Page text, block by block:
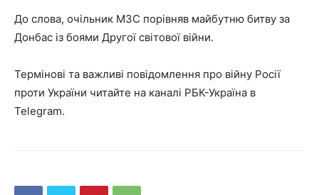
До слова, очільник МЗС порівняв майбутню битву за
Донбас із боями Другої світової війни.
Термінові та важливі повідомлення про війну Росії
проти України читайте на каналі РБК-Україна в
Telegram.